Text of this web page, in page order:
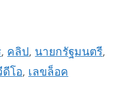
, คลิป, นายกรัฐมนตรี,
ดีโอ, เลขล็อค